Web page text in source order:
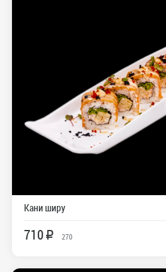
Кани ширу
710R 270